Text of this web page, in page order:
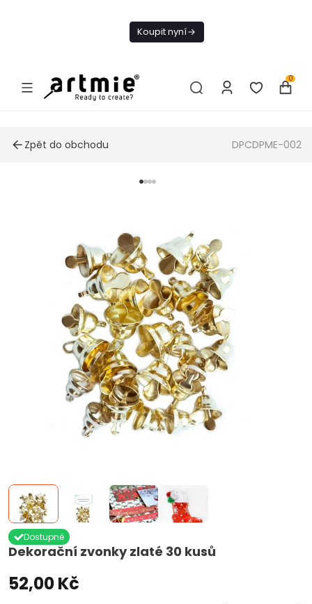
Koupit nyní
0
Zpět do obchodu DPCDPME-002
Dekorační zvonky zlaté 30 kusů
Dostupné
52,00 Kč